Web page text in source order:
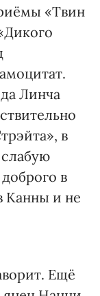
«Твин
Линча
в
слабую
в
Канны и не
Ещё